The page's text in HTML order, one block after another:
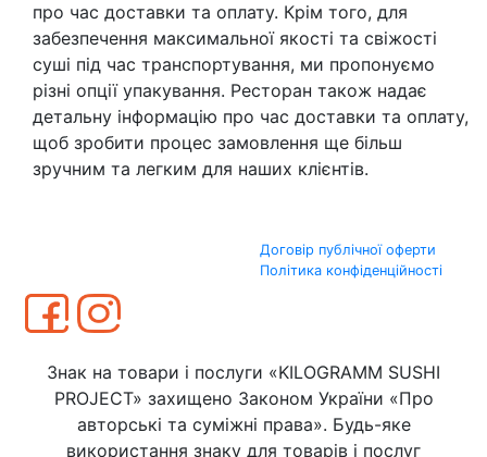
про час доставки та оплату. Крім того, для
забезпечення максимальної якості та свіжості
суші під час транспортування, ми пропонуємо
різні опції упакування. Ресторан також надає
детальну інформацію про час доставки та оплату,
щоб зробити процес замовлення ще більш
зручним та легким для наших клієнтів.
Договір публічної оферти
Політика конфіденційності
Знак на товари і послуги «KILOGRAMM SUSHI
PROJECT» захищено Законом України «Про
авторські та суміжні права». Будь-яке
використання знаку для товарів і послуг